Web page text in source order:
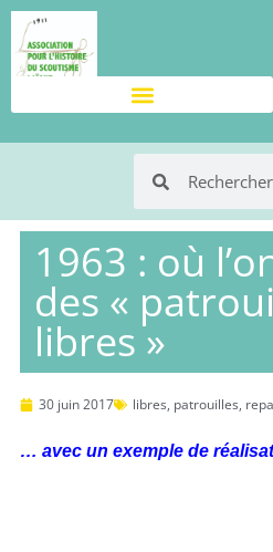
1963 : où
des «
libres »
30 juin 2017 libres, patrouilles,
… avec un exemple de